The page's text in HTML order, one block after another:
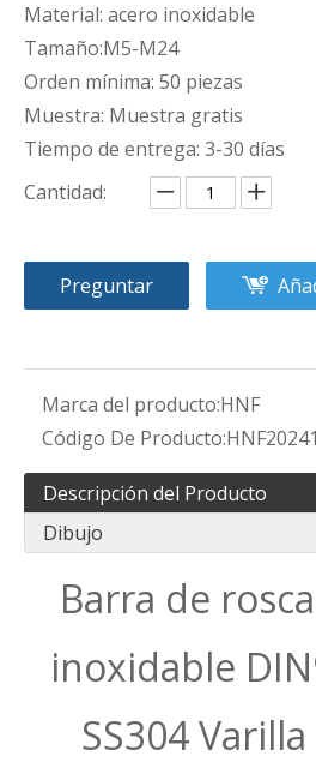
Material: acero inoxidable
Tamaño:M5-M24
Orden mínima: 50 piezas
Muestra: Muestra gratis
Tiempo de entrega: 3-30 días
Cantidad:
Preguntar
Marca del producto:HNF
Código De Producto:
Descripción del Producto
Dibujo
Barra de
inoxidable
SS304